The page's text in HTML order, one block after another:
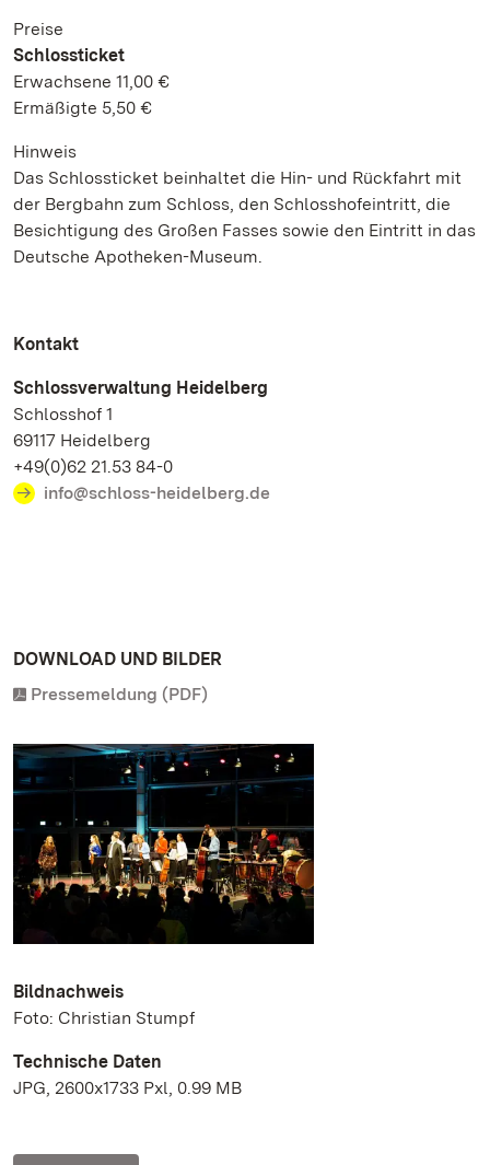
Preise
Schlossticket
Erwachsene 11,00 €
Ermäßigte 5,50 €
Hinweis
Das Schlossticket beinhaltet die Hin- und Rückfahrt mit
der Bergbahn zum Schloss, den Schlosshofeintritt, die
Besichtigung des Großen Fasses sowie den Eintritt in das
Deutsche Apotheken-Museum.
Kontakt
Schlossverwaltung Heidelberg
Schlosshof 1
69117 Heidelberg
+49(0)62 21.53 84-0
info@schloss-heidelberg.de
DOWNLOAD UND BILDER
Pressemeldung (PDF)
Bildnachweis
Foto: Christian Stumpf
Technische Daten
JPG, 2600x1733 Pxl, 0.99 MB